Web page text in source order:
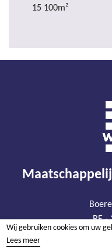
15 100m²
BE -
Wij gebruiken cookies om uw
Lees meer